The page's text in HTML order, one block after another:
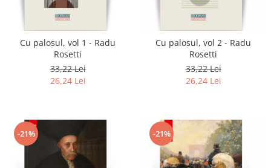
Cu palosul, vol 1 - Radu
Rosetti
33,22 Lei
26,24 Lei
Cu palosul, vol 2 - Radu
Rosetti
33,22 Lei
26,24 Lei
-21% -21%